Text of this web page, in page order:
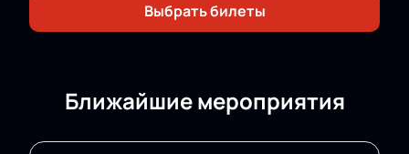
Выбрать билеты
Ближайшие мероприятия